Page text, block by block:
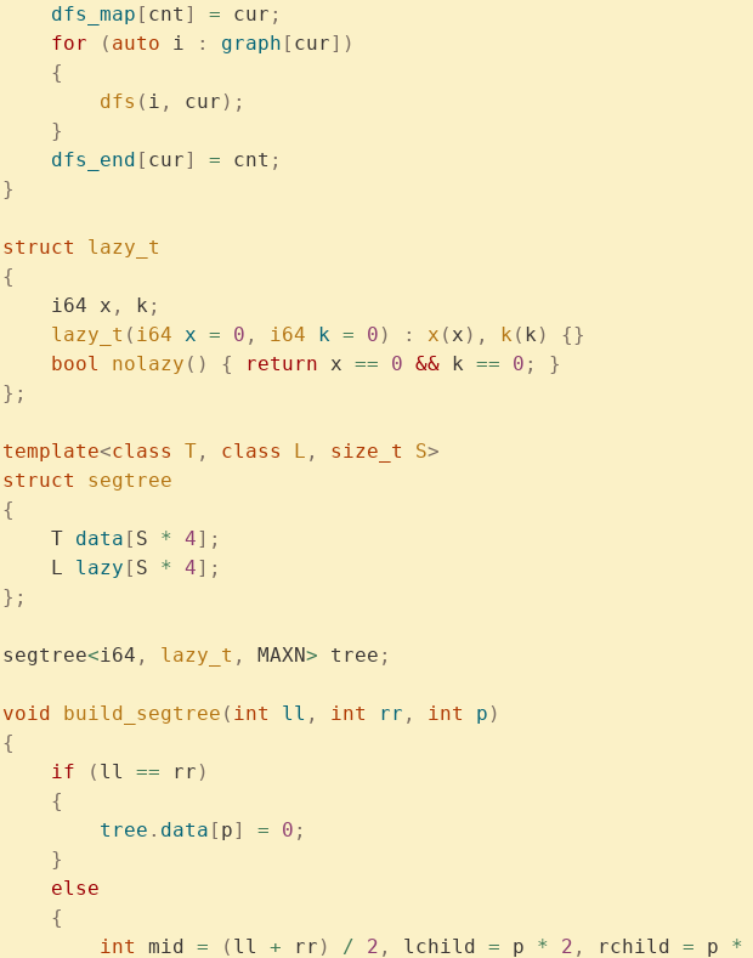
    dfs_map
[ cnt ] = cur ;
    for
( auto i : graph [ cur])
    {
        dfs
( i , cur );
    }
    dfs_end
[ cur] = cnt ;
}
struct lazy_t
{
    i64 x
, k ;
    lazy_t
( i64 x = 0 , i64 k = 0 ) : x ( x ), k ( k )
{}
    bool
nolazy () { return x == 0 && k == 0 ;
}
};
template<class T, class L , size_t S>
struct segtree
{
    T
data [ S * 4];
    L
lazy [ S * 4];
};
segtree<i64 , lazy_t , MAXN> tree ;
void build_segtree ( int ll , int rr , int p )
{
    if
( ll == rr )
    {
        tree
. data [ p] = 0 ;
    }
    else
    {
        int
mid = ( ll + rr ) / 2 , lchild = p * 2 , rchild = p *